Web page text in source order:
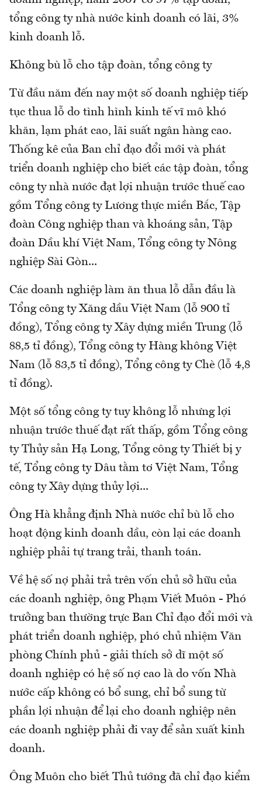
tổng công ty nhà nước kinh doanh có lãi, 3%
kinh doanh lỗ.
Không bù lỗ cho tập đoàn, tổng công ty
Từ đầu năm đến nay một số doanh nghiệp tiếp
tục thua lỗ do tình hình kinh tế vĩ mô khó
khăn, lạm phát cao, lãi suất ngân hàng cao.
Thống kê của Ban chỉ đạo đổi mới và phát
triển doanh nghiệp cho biết các tập đoàn, tổng
công ty nhà nước đạt lợi nhuận trước thuế cao
gồm Tổng công ty Lương thực miền Bắc, Tập
đoàn Công nghiệp than và khoáng sản, Tập
đoàn Dầu khí Việt Nam, Tổng công ty Nông
nghiệp Sài Gòn...
Các doanh nghiệp làm ăn thua lỗ dẫn đầu là
Tổng công ty Xăng dầu Việt Nam (lỗ 900 tỉ
đồng), Tổng công ty Xây dựng miền Trung (lỗ
88,5 tỉ đồng), Tổng công ty Hàng không Việt
Nam (lỗ 83,5 tỉ đồng), Tổng công ty Chè (lỗ 4,8
tỉ đồng).
Một số tổng công ty tuy không lỗ nhưng lợi
nhuận trước thuế đạt rất thấp, gồm Tổng công
ty Thủy sản Hạ Long, Tổng công ty Thiết bị y
tế, Tổng công ty Dâu tằm tơ Việt Nam, Tổng
công ty Xây dựng thủy lợi...
Ông Hà khẳng định Nhà nước chỉ bù lỗ cho
hoạt động kinh doanh dầu, còn lại các doanh
nghiệp phải tự trang trải, thanh toán.
Về hệ số nợ phải trả trên vốn chủ sở hữu của
các doanh nghiệp, ông Phạm Viết Muôn - Phó
trưởng ban thường trực Ban Chỉ đạo đổi mới và
phát triển doanh nghiệp, phó chủ nhiệm Văn
phòng Chính phủ - giải thích sở dĩ một số
doanh nghiệp có hệ số nợ cao là do vốn Nhà
nước cấp không có bổ sung, chỉ bổ sung từ
phần lợi nhuận để lại cho doanh nghiệp nên
các doanh nghiệp phải đi vay để sản xuất kinh
doanh.
Ông Muôn cho biết Thủ tướng đã chỉ đạo kiểm